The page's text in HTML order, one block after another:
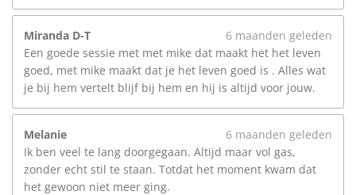
Miranda D-T
6 maanden geleden
Een goede sessie met met mike dat maakt het het leven
goed, met mike maakt dat je het leven goed is . Alles wat
je bij hem vertelt blijf bij hem en hij is altijd voor jouw.
Melanie
6 maanden geleden
Ik ben veel te lang doorgegaan. Altijd maar vol gas,
zonder echt stil te staan. Totdat het moment kwam dat
het gewoon niet meer ging.